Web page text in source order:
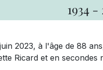
1934 -
2023, à l'âge de 88
Ricard et en